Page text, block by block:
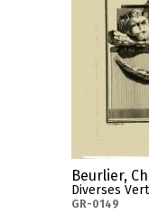
Beurlier,
Diverses
GR-0149